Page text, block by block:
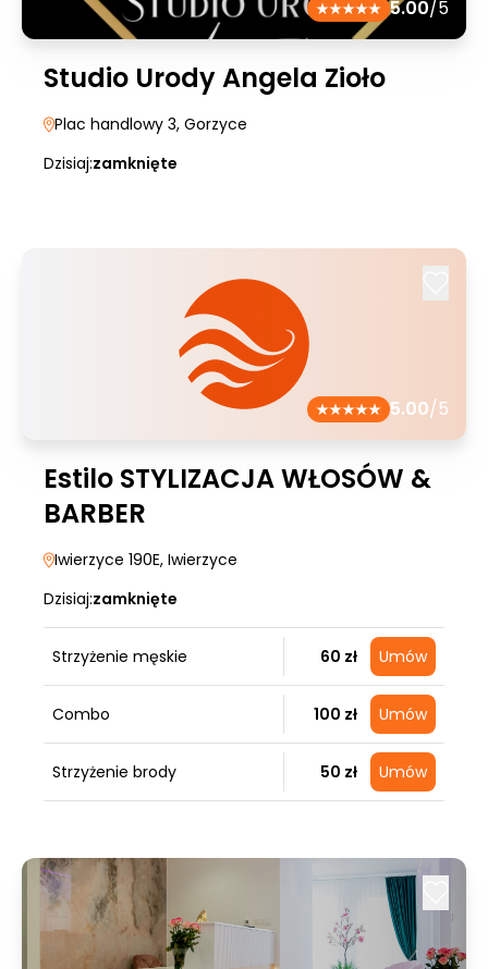
5.00/5
Studio Urody Angela Zioło
Plac handlowy 3, Gorzyce
Dzisiaj:zamknięte
5.00/5
Estilo STYLIZACJA WŁOSÓW &
BARBER
Iwierzyce 190E, Iwierzyce
Dzisiaj:zamknięte
Strzyżenie męskie 60 zł Umów
Combo 100 zł Umów
Strzyżenie brody 50 zł Umów